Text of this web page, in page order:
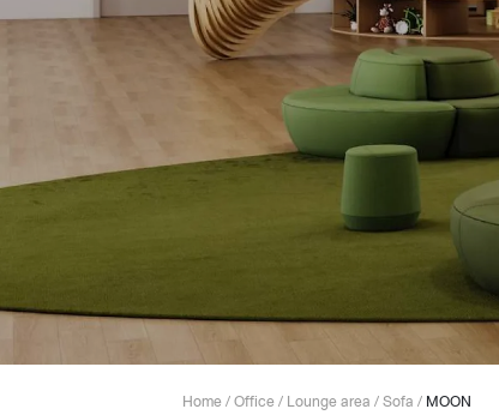
Lounge area
Collaboration space
Steelcase
Home/Office/Lounge area/Sofa/MOON